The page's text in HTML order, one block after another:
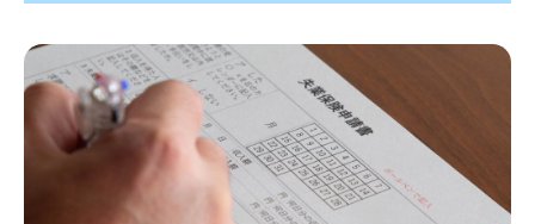
【失業保険+扶養】もともと年収130万円以内
で働いていて扶養に入っていた場合
失業保険と扶養にまつわる「よくある質問」
Q1.妻（夫）が会社を退職後、扶養に入ること
はできる？